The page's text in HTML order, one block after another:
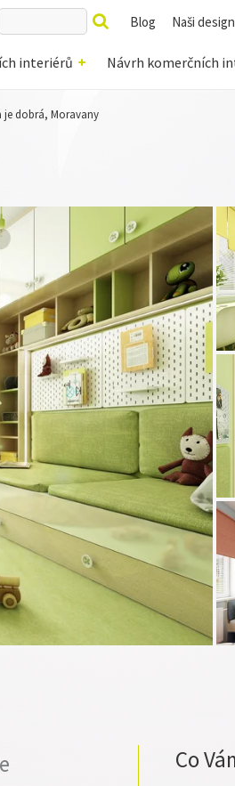
interiérů Návrh komerčních
Blog Naši
je dobrá, Moravany
Co